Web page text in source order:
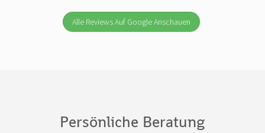
Alle Reviews Auf Google Anschauen
Persönliche Beratung